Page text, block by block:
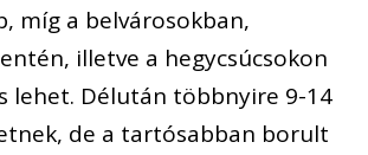
míg a belvárosokban,
illetve a hegycsúcsokon
lehet. Délután többnyire 9-14
de a tartósabban borult